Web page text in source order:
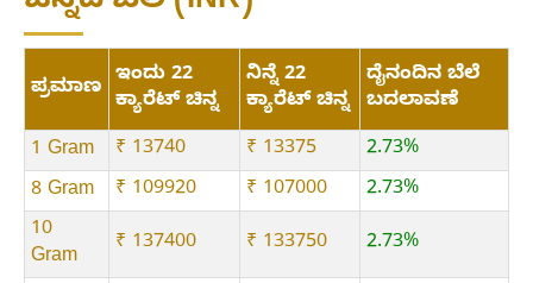
ಪ್ರಮಾಣ ಇಂದು 22
ಕ್ಯಾರೆಟ್ ಚಿನ್ನ
ನಿನ್ನೆ 22
ಕ್ಯಾರೆಟ್ ಚಿನ್ನ
ದೈನಂದಿನ ಬೆಲೆ
ಬದಲಾವಣೆ
1 Gram
₹ 13740 ₹ 13375
2.73%
8 Gram
₹ 109920 ₹ 107000
2.73%
10
Gram
₹ 137400 ₹ 133750 2.73%